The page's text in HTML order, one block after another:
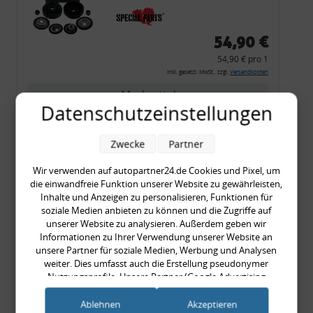
54,90 €
54,90 € pro 1
inkl. gesetzl. MwSt., zzgl. Versandkosten
Merkzettel
Zum Artikel
Rückleuchtenband mit
Blinker, rot, US-Ecken,
Audi 80 Cabrio, Typ 89,
OE-Nr.: 8G0945225 +
8G0945225C
999,99 €
999,99 € pro 1
Datenschutzeinstellungen
Wir verwenden auf autopartner24.de Cookies und Pixel, um
die einwandfreie Funktion unserer Website zu gewährleisten,
Inhalte und Anzeigen zu personalisieren, Funktionen für
soziale Medien anbieten zu können und die Zugriffe auf
unserer Website zu analysieren. Außerdem geben wir
Informationen zu Ihrer Verwendung unserer Website an
unsere Partner für soziale Medien, Werbung und Analysen
weiter. Dies umfasst auch die Erstellung pseudonymer
Nutzungsprofile. Unsere Partner (Google Advertising
Products) führen diese Informationen möglicherweise mit
weiteren Daten zusammen, die Sie ihnen bereitgestellt haben
Zwecke Partner
Ablehnen Akzeptieren